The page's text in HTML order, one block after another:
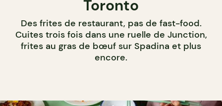
Toronto
Des frites de restaurant, pas de fast-food.
Cuites trois fois dans une ruelle de Junction,
frites au gras de bœuf sur Spadina et plus
encore.